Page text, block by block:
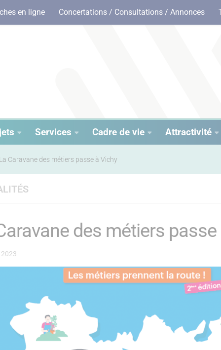
en ligne Concertations / Consultations / Annonces
Services Cadre de vie Attractivité
Caravane des métiers passe à Vichy
des métiers
2023